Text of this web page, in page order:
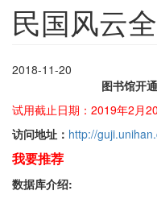
民国风云
2018-11-20
图书馆开
试用截止日期：2019年2月
访问地址： http://
我要推荐
数据库介绍: